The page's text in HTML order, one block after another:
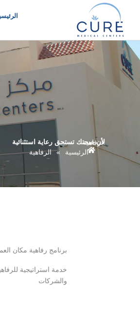
المحتوى
الرفاهية
لأن صحتك تستحق رعاية استثنائية
الرئيسية
» الرفاهية
برنامج رفاهية مكان
خدمة استراتيجية
والشركات